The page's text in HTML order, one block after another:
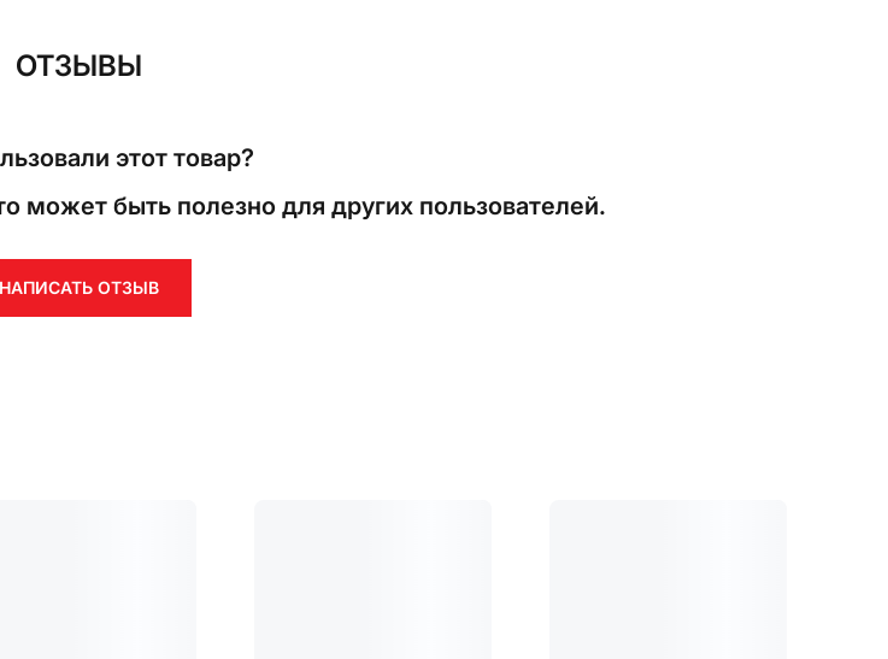
ОТЗЫВЫ
этот товар?
может быть полезно для других пользователей.
НАПИСАТЬ ОТЗЫВ